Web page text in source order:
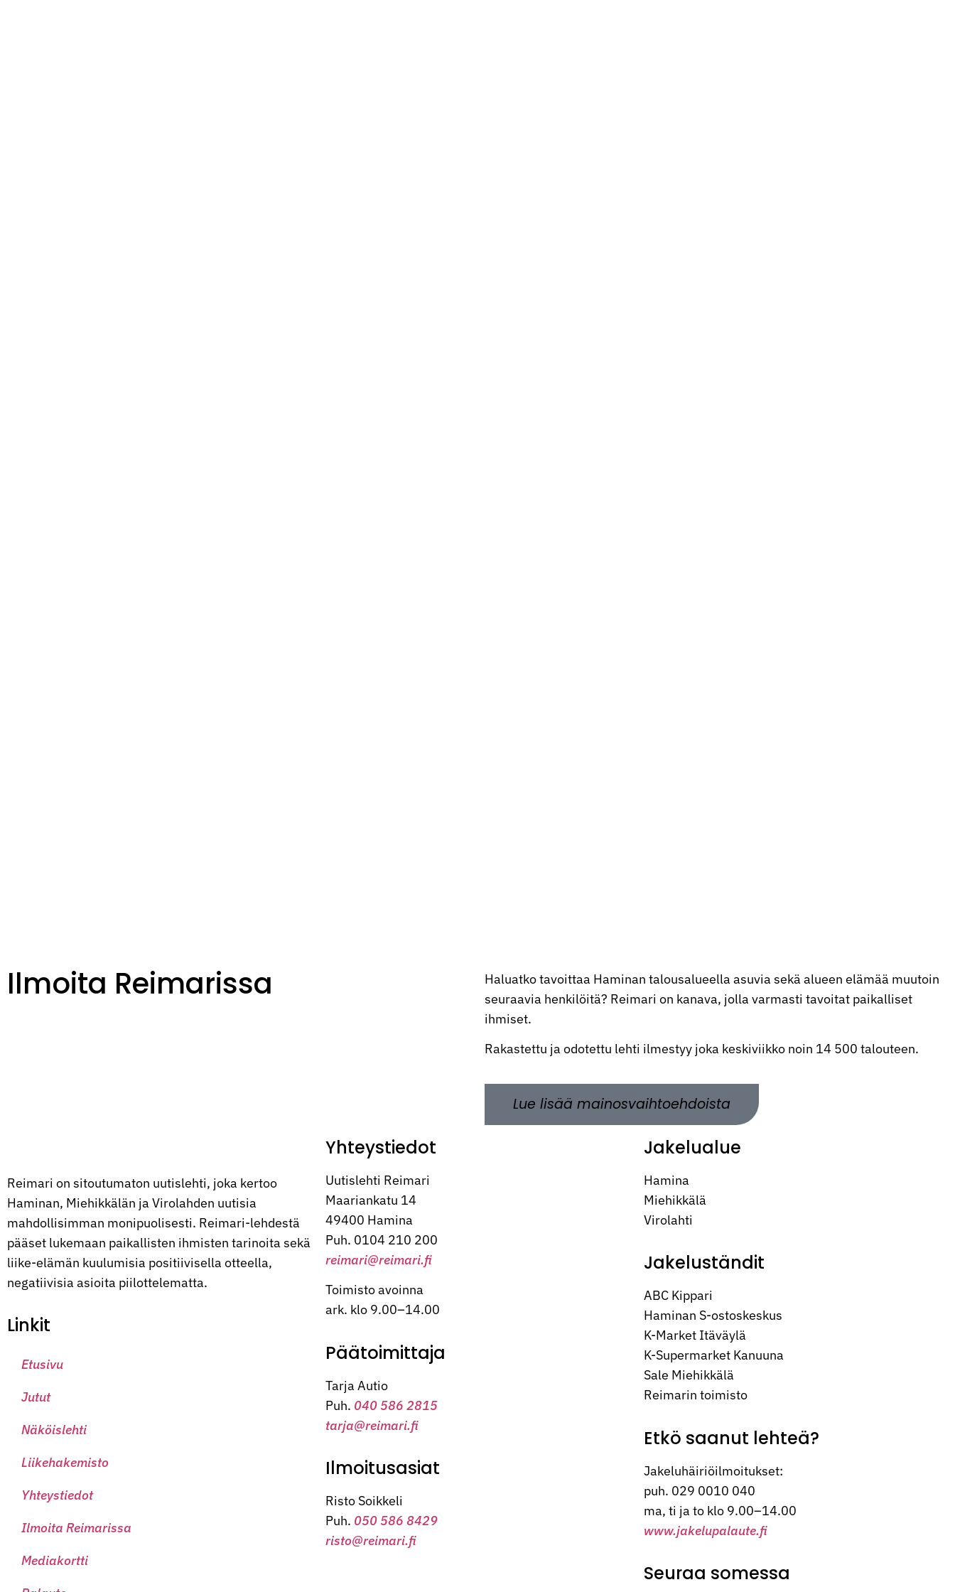
Ilmoita Reimarissa
Haluatko tavoittaa Haminan talousalueella asuvia sekä alueen elämää muutoin
seuraavia henkilöitä? Reimari on kanava, jolla varmasti tavoitat paikalliset
ihmiset.
Rakastettu ja odotettu lehti ilmestyy joka keskiviikko noin 14 500 talouteen.
Lue lisää mainosvaihtoehdoista
Reimari on sitoutumaton uutislehti, joka kertoo
Haminan, Miehikkälän ja Virolahden uutisia
mahdollisimman monipuolisesti. Reimari-lehdestä
pääset lukemaan paikallisten ihmisten tarinoita sekä
liike-elämän kuulumisia positiivisella otteella,
negatiivisia asioita piilottelematta.
Linkit
Etusivu
Jutut
Näköislehti
Liikehakemisto
Yhteystiedot
Ilmoita Reimarissa
Mediakortti
Yhteystiedot
Uutislehti Reimari
Maariankatu 14
49400 Hamina
Puh. 0104 210 200
reimari@reimari.fi
Toimisto avoinna
ark. klo 9.00–14.00
Päätoimittaja
Tarja Autio
Puh. 040 586 2815
tarja@reimari.fi
Ilmoitusasiat
Risto Soikkeli
Puh. 050 586 8429
risto@reimari.fi
Jakelualue
Hamina
Miehikkälä
Virolahti
Jakeluständit
ABC Kippari
Haminan S-ostoskeskus
K-Market Itäväylä
K-Supermarket Kanuuna
Sale Miehikkälä
Reimarin toimisto
Etkö saanut lehteä?
Jakeluhäiriöilmoitukset:
puh. 029 0010 040
ma, ti ja to klo 9.00–14.00
www.jakelupalaute.fi
Seuraa somessa